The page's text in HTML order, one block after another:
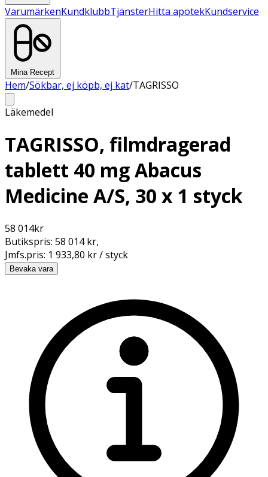
VarumärkenKundklubbTjänsterHitta apotekKundservice
Mina Recept
Hem/Sökbar, ej köpb, ej kat/TAGRISSO
Läkemedel
TAGRISSO, filmdragerad
tablett 40 mg Abacus
Medicine A/S, 30 x 1 styck
58 014kr
Butikspris: 58 014 kr,
Jmfs.pris: 1 933,80 kr / styck
Bevaka vara